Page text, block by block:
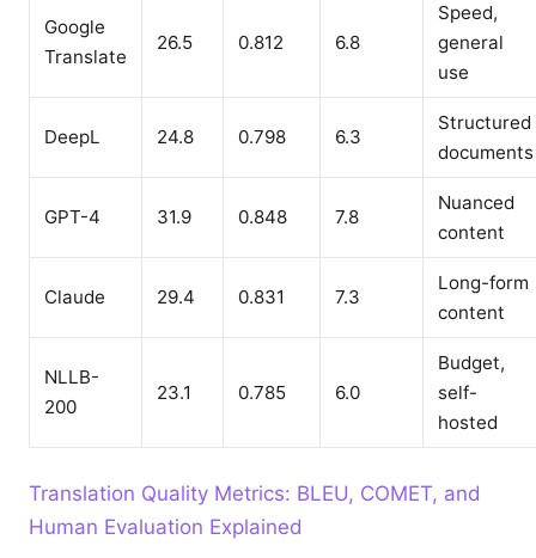
Google
Translate
26.5 0.812 6.8
Speed,
general
use
DeepL 24.8 0.798 6.3
Structured
documents
GPT-4 31.9 0.848 7.8
Nuanced
content
Claude 29.4 0.831 7.3
Long-form
content
NLLB-
200
23.1 0.785 6.0
Budget,
self-
hosted
Translation Quality Metrics: BLEU, COMET, and
Human Evaluation Explained